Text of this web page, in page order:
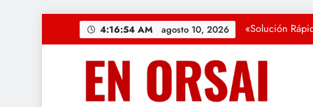
4:16:56 AM agosto 10, 2026
Regresa la
CUARTO